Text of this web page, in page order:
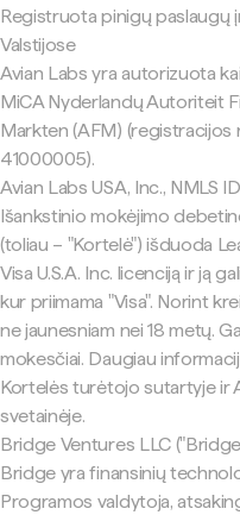
Registruota pinigų paslaugų
Valstijose
Avian Labs yra autorizuota
MiCA Nyderlandų Autoriteit
Markten (AFM) (registracijos
41000005).
Avian Labs USA, Inc., NMLS
Išankstinio mokėjimo
(toliau – "Kortelė") išduoda
Visa U.S.A. Inc. licenciją ir ją
kur priimama "Visa". Norint
ne jaunesniam nei 18 metų.
mokesčiai. Daugiau
Kortelės turėtojo sutartyje ir
svetainėje.
Bridge Ventures LLC
Bridge yra finansinių
Programos valdytoja,